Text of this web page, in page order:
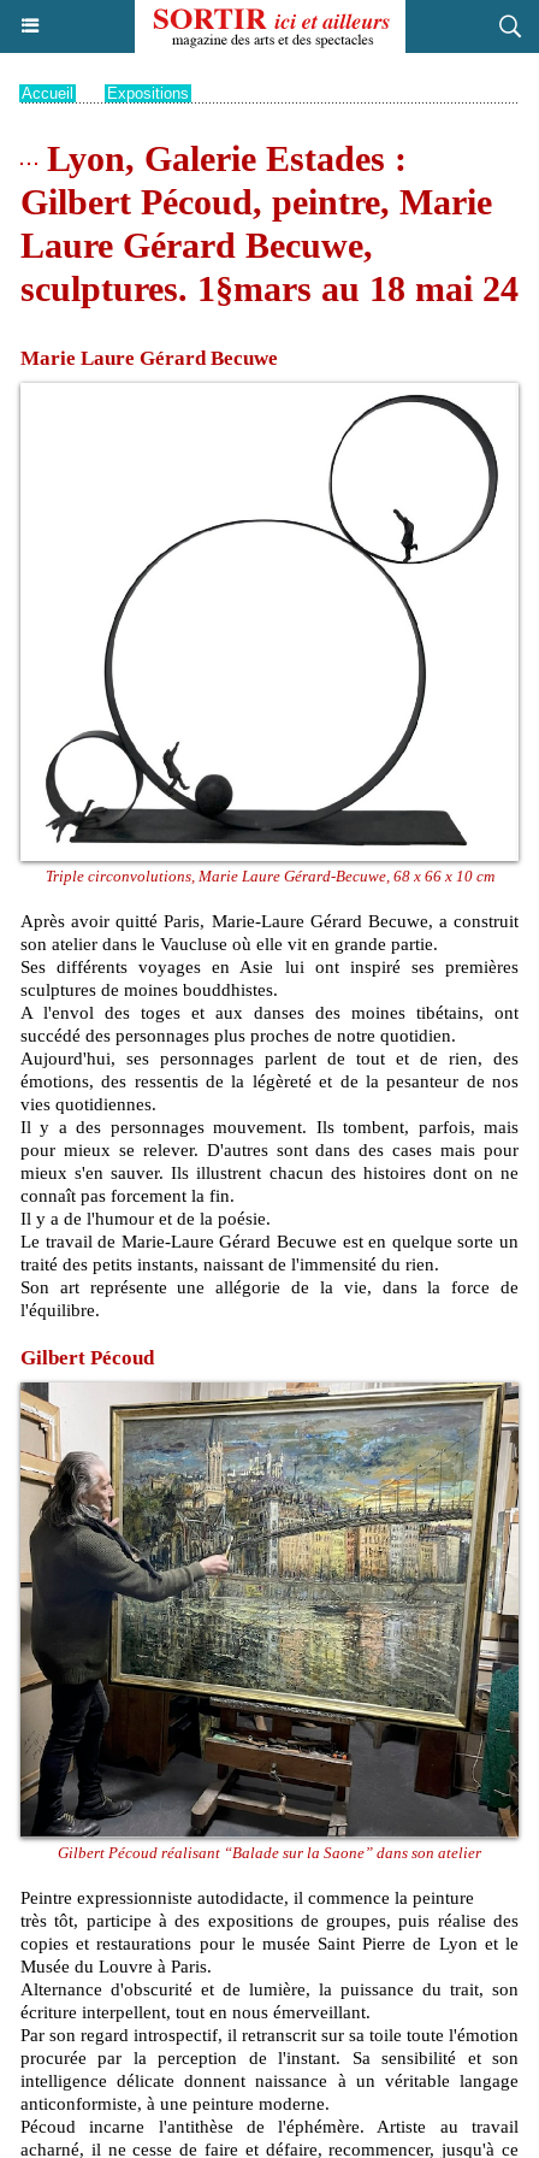
Accueil Expositions
Lyon, Galerie Estades :
Gilbert Pécoud, peintre, Marie
Laure Gérard Becuwe,
sculptures. 1§mars au 18 mai 24
Marie Laure Gérard Becuwe
Triple circonvolutions, Marie Laure Gérard-Becuwe, 68 x 66 x 10 cm
Après avoir quitté Paris, Marie-Laure Gérard Becuwe, a construit
son atelier dans le Vaucluse où elle vit en grande partie.
Ses différents voyages en Asie lui ont inspiré ses premières
sculptures de moines bouddhistes.
A l'envol des toges et aux danses des moines tibétains, ont
succédé des personnages plus proches de notre quotidien.
Aujourd'hui, ses personnages parlent de tout et de rien, des
émotions, des ressentis de la légèreté et de la pesanteur de nos
vies quotidiennes.
Il y a des personnages mouvement. Ils tombent, parfois, mais
pour mieux se relever. D'autres sont dans des cases mais pour
mieux s'en sauver. Ils illustrent chacun des histoires dont on ne
connaît pas forcement la fin.
Il y a de l'humour et de la poésie.
Le travail de Marie-Laure Gérard Becuwe est en quelque sorte un
traité des petits instants, naissant de l'immensité du rien.
Son art représente une allégorie de la vie, dans la force de
l'équilibre.
Gilbert Pécoud
Gilbert Pécoud réalisant “Balade sur la Saone” dans son atelier
Peintre expressionniste autodidacte, il commence la peinture
très tôt, participe à des expositions de groupes, puis réalise des
copies et restaurations pour le musée Saint Pierre de Lyon et le
Musée du Louvre à Paris.
Alternance d'obscurité et de lumière, la puissance du trait, son
écriture interpellent, tout en nous émerveillant.
Par son regard introspectif, il retranscrit sur sa toile toute l'émotion
procurée par la perception de l'instant. Sa sensibilité et son
intelligence délicate donnent naissance à un véritable langage
anticonformiste, à une peinture moderne.
Pécoud incarne l'antithèse de l'éphémère. Artiste au travail
acharné, il ne cesse de faire et défaire, recommencer, jusqu'à ce